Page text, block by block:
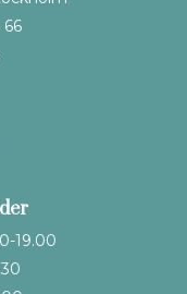
66
19.00